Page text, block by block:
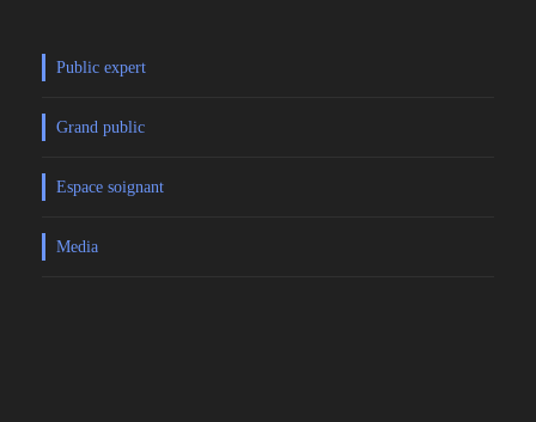
Public expert
Grand public
Espace soignant
Media